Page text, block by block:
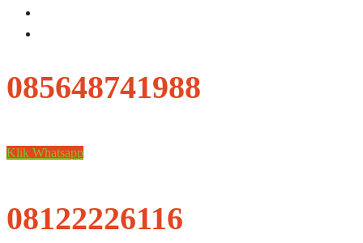
085648741988
Klik Whatsapp
08122226116